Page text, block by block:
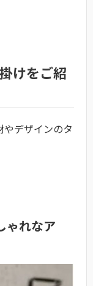
けをご紹
やデザインのタ
ゃれなア